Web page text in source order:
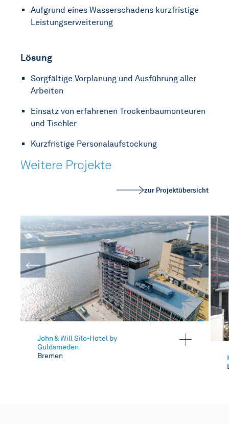
Aufgrund eines Wasserschadens kurzfristige
Leistungserweiterung
Lösung
Sorgfältige Vorplanung und Ausführung aller
Arbeiten
Einsatz von erfahrenen Trockenbaumonteuren
und Tischler
Kurzfristige Personalaufstockung
Weitere Projekte
zur Projektübersicht
John & Will Silo-Hotel by
Guldsmeden
Bremen